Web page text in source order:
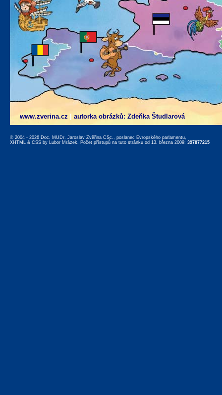
www.zverina.cz autorka obrázků: Zdeňka Študlarová
© 2004 - 2026 Doc. MUDr. Jaroslav Zvěřina CSc., poslanec Evropského parlamentu,
XHTML & CSS by Lubor Mrázek. Počet přístupů na tuto stránku od 13. března 2009: 397877215